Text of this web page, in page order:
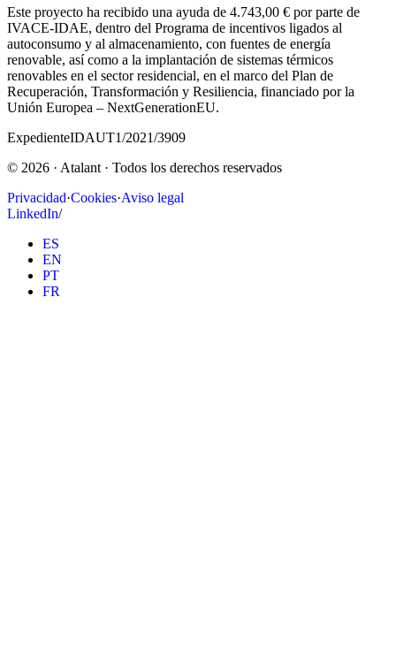
Este proyecto ha recibido una ayuda de 4.743,00 € por parte de
IVACE-IDAE, dentro del Programa de incentivos ligados al
autoconsumo y al almacenamiento, con fuentes de energía
renovable, así como a la implantación de sistemas térmicos
renovables en el sector residencial, en el marco del Plan de
Recuperación, Transformación y Resiliencia, financiado por la
Unión Europea – NextGenerationEU.
ExpedienteIDAUT1/2021/3909
© 2026 · Atalant · Todos los derechos reservados
Privacidad·Cookies·Aviso legal
LinkedIn/
ES
EN
PT
FR